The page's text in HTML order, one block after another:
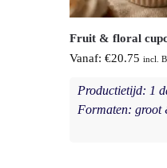
Fruit & floral
Vanaf: €20.75 incl.
Productietijd: 1
Formaten: groot